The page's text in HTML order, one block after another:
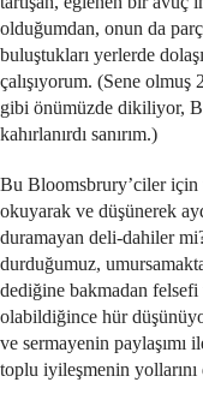
olduğumdan, onun da
buluştukları yerlerde
çalışıyorum. (Sene olmuş
gibi önümüzde dikiliyor,
kahırlanırdı sanırım.)
Bu Bloomsbrury’ciler için
okuyarak ve düşünerek
duramayan deli-dahiler
durduğumuz,
dediğine bakmadan
olabildiğince hür
ve sermayenin
toplu iyileşmenin yollarını